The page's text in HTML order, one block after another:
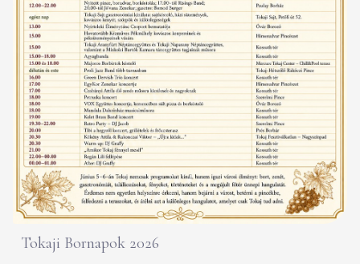
Tokaji Bornapok 2026